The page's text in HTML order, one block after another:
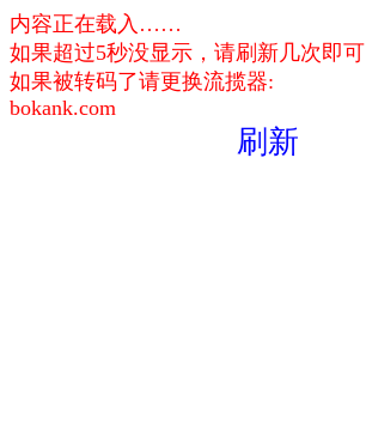
内容正在载入……
如果超过5秒没显示，请刷新几次即可
如果被转码了请更换流揽器:
bokank.com
刷新